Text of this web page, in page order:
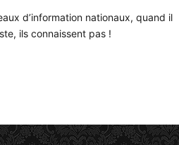
d’information nationaux, quand il
ils connaissent pas !